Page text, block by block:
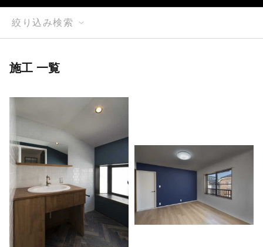
絞り込み検索
施工 一覧